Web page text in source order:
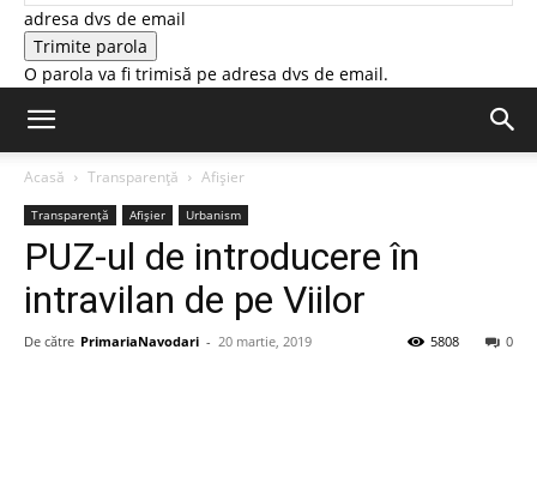
adresa dvs de email
O parola va fi trimisă pe adresa dvs de email.
Acasă Transparență Afișier
Transparență Afișier Urbanism
PUZ-ul de introducere în
intravilan de pe Viilor
De către PrimariaNavodari - 20 martie, 2019 0
5808